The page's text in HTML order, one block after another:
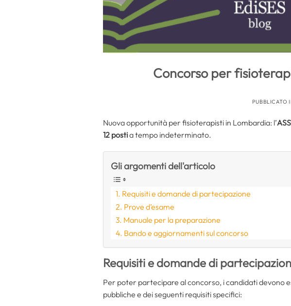
Concorso per
PUBBLICATO
Nuova opportunità per fisioterapisti in Lombardia: l’
12 postia tempo indeterminato.
Gli argomenti dell'articolo
Requisiti e domande di partecipazione
Prove d’esame
Manuale per la preparazione
Bando e aggiornamenti sul concorso
Requisiti e domande di
Per poter partecipare al concorso, i candidati devono
pubbliche e dei seguenti requisiti specifici: